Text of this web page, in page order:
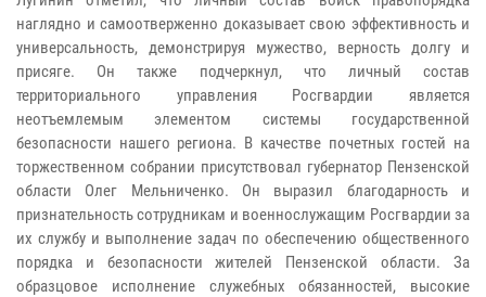
наглядно и самоотверженно доказывает свою эффективность и
универсальность, демонстрируя мужество, верность долгу и
присяге. Он также подчеркнул, что личный состав
территориального управления Росгвардии является
неотъемлемым элементом системы государственной
безопасности нашего региона. В качестве почетных гостей на
торжественном собрании присутствовал губернатор Пензенской
области Олег Мельниченко. Он выразил благодарность и
признательность сотрудникам и военнослужащим Росгвардии за
их службу и выполнение задач по обеспечению общественного
порядка и безопасности жителей Пензенской области. За
образцовое исполнение служебных обязанностей, высокие